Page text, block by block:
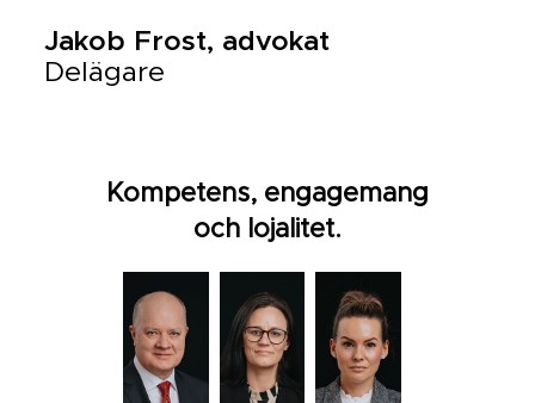
Jakob Frost, advokat
Delägare
Kompetens, engagemang
och lojalitet.